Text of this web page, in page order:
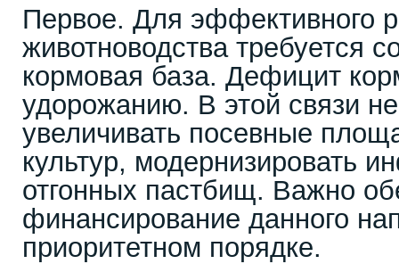
Первое. Для эффективного
животноводства требуется
кормовая база. Дефицит
удорожанию. В этой связи
увеличивать посевные
культур, модернизировать
отгонных пастбищ. Важно
финансирование данного
приоритетном порядке.